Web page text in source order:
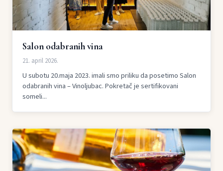
Salon odabranih vina
21. april 2026.
U subotu 20.maja 2023. imali smo priliku da posetimo Salon
odabranih vina – Vinoljubac. Pokretač je sertifikovani
someli...